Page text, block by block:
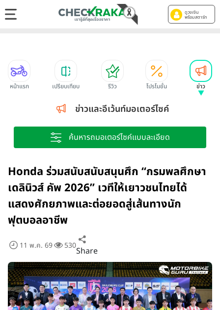
ดูวงเงิน
พร้อมสตาร์ท
หน้าแรก เปรียบเทียบ รีวิว โปรโมชั่น ข่าว
ข่าวและอีเว้นท์มอเตอร์ไซค์
ค้นหารถมอเตอร์ไซค์แบบละเอียด
Honda ร่วมสนับสนับสนุนศึก “กรมพลศึกษา
เดลินิวส์ คัพ 2026” เวทีให้เยาวชนไทยได้
แสดงศักยภาพและต่อยอดสู่เส้นทางนัก
ฟุตบอลอาชีพ
11 พ.ค. 69 530Share